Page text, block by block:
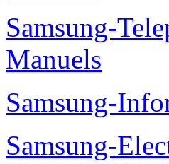
Samsung-
Manuels
Samsung-
Samsung-